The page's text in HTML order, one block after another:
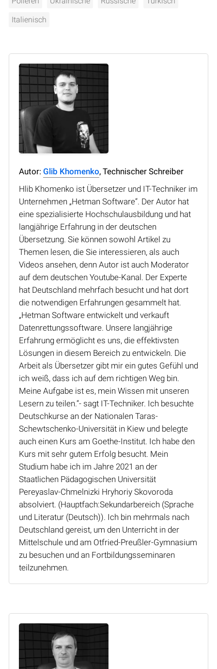
Italienisch
Autor: Glib Khomenko, Technischer Schreiber
Hlib Khomenko ist Übersetzer und IT-Techniker im
Unternehmen „Hetman Software“. Der Autor hat
eine spezialisierte Hochschulausbildung und hat
langjährige Erfahrung in der deutschen
Übersetzung. Sie können sowohl Artikel zu
Themen lesen, die Sie interessieren, als auch
Videos ansehen, denn Autor ist auch Moderator
auf dem deutschen Youtube-Kanal. Der Experte
hat Deutschland mehrfach besucht und hat dort
die notwendigen Erfahrungen gesammelt hat.
„Hetman Software entwickelt und verkauft
Datenrettungssoftware. Unsere langjährige
Erfahrung ermöglicht es uns, die effektivsten
Lösungen in diesem Bereich zu entwickeln. Die
Arbeit als Übersetzer gibt mir ein gutes Gefühl und
ich weiß, dass ich auf dem richtigen Weg bin.
Meine Aufgabe ist es, mein Wissen mit unseren
Lesern zu teilen.“- sagt IT-Techniker. Ich besuchte
Deutschkurse an der Nationalen Taras-
Schewtschenko-Universität in Kiew und belegte
auch einen Kurs am Goethe-Institut. Ich habe den
Kurs mit sehr gutem Erfolg besucht. Mein
Studium habe ich im Jahre 2021 an der
Staatlichen Pädagogischen Universität
Pereyaslav-Chmelnizki Hryhoriy Skovoroda
absolviert. (Hauptfach:Sekundarbereich (Sprache
und Literatur (Deutsch)). Ich bin mehrmals nach
Deutschland gereist, um den Unterricht in der
Mittelschule und am Otfried-Preußler-Gymnasium
zu besuchen und an Fortbildungsseminaren
teilzunehmen.